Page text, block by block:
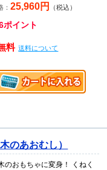
：25,960円 （税込）
ポイント
料 送料について
のあおむし）
のおもちゃに変身！ くねく